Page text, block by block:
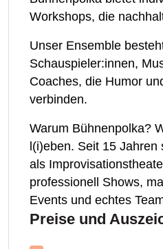
Unser Ensemble
Schauspieler:innen,
Coaches, die Humor
verbinden.
Warum Bühnenpolka?
als
professionell Shows,
Events und echtes
Preise und